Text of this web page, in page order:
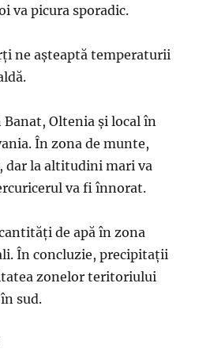
va picura sporadic.
ne așteaptă temperaturii
Oltenia și local în
În zona de munte,
dar la altitudini mari va
va fi înnorat.
de apă în zona
În concluzie, precipitații
zonelor teritoriului
sud.